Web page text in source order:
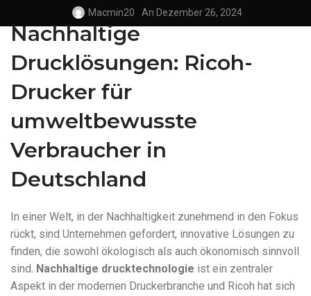
Macmin20 An Dezember 26, 2024
Nachhaltige
Drucklösungen: Ricoh-
Drucker für
umweltbewusste
Verbraucher in
Deutschland
In einer Welt, in der Nachhaltigkeit zunehmend in den Fokus
rückt, sind Unternehmen gefordert, innovative Lösungen zu
finden, die sowohl ökologisch als auch ökonomisch sinnvoll
sind. Nachhaltige drucktechnologie ist ein zentraler
Aspekt in der modernen Druckerbranche und Ricoh hat sich